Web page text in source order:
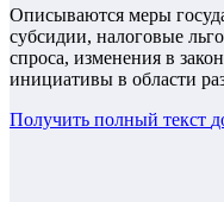
Описываются меры
субсидии, налоговые
спроса, изменения в
инициативы в области
Получить полный текст